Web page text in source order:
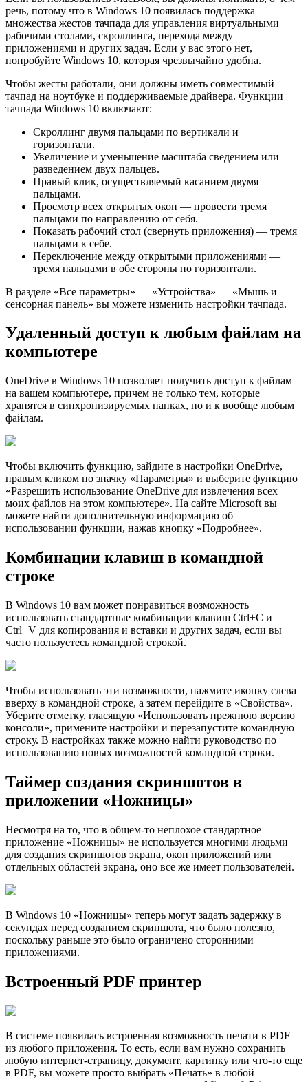
речь, потому что в Windows 10 появилась поддержка
множества жестов тачпада для управления виртуальными
рабочими столами, скроллинга, перехода между
приложениями и других задач. Если у вас этого нет,
попробуйте Windows 10, которая чрезвычайно удобна.
Чтобы жесты работали, они должны иметь совместимый
тачпад на ноутбуке и поддерживаемые драйвера. Функции
тачпада Windows 10 включают:
Скроллинг двумя пальцами по вертикали и
горизонтали.
Увеличение и уменьшение масштаба сведением или
разведением двух пальцев.
Правый клик, осуществляемый касанием двумя
пальцами.
Просмотр всех открытых окон — провести тремя
пальцами по направлению от себя.
Показать рабочий стол (свернуть приложения) — тремя
пальцами к себе.
Переключение между открытыми приложениями —
тремя пальцами в обе стороны по горизонтали.
В разделе «Все параметры» — «Устройства» — «Мышь и
сенсорная панель» вы можете изменить настройки тачпада.
Удаленный доступ к любым файлам на
компьютере
OneDrive в Windows 10 позволяет получить доступ к файлам
на вашем компьютере, причем не только тем, которые
хранятся в синхронизируемых папках, но и к вообще любым
файлам.
Чтобы включить функцию, зайдите в настройки OneDrive,
правым кликом по значку «Параметры» и выберите функцию
«Разрешить использование OneDrive для извлечения всех
моих файлов на этом компьютере». На сайте Microsoft вы
можете найти дополнительную информацию об
использовании функции, нажав кнопку «Подробнее».
Комбинации клавиш в командной
строке
В Windows 10 вам может понравиться возможность
использовать стандартные комбинации клавиш Ctrl+C и
Ctrl+V для копирования и вставки и других задач, если вы
часто пользуетесь командной строкой.
Чтобы использовать эти возможности, нажмите иконку слева
вверху в командной строке, а затем перейдите в «Свойства».
Уберите отметку, гласящую «Использовать прежнюю версию
консоли», примените настройки и перезапустите командную
строку. В настройках также можно найти руководство по
использованию новых возможностей командной строки.
Таймер создания скриншотов в
приложении «Ножницы»
Несмотря на то, что в общем-то неплохое стандартное
приложение «Ножницы» не используется многими людьми
для создания скриншотов экрана, окон приложений или
отдельных областей экрана, оно все же имеет пользователей.
В Windows 10 «Ножницы» теперь могут задать задержку в
секундах перед созданием скриншота, что было полезно,
поскольку раньше это было ограничено сторонними
приложениями.
Встроенный PDF принтер
В системе появилась встроенная возможность печати в PDF
из любого приложения. То есть, если вам нужно сохранить
любую интернет-страницу, документ, картинку или что-то еще
в PDF, вы можете просто выбрать «Печать» в любой